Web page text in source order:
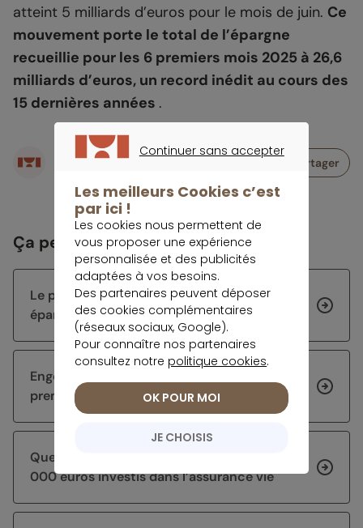
atteint 5 milliards d’euros pour le mois de juin. Ce
mouvement porte le total de l’épargne
recueillie pour les 6 premiers mois 2025 à 26,6
milliards d’euros, un record inédit au cours des
15 dernières années .
Écrit par
Partager
Ça peut vous intéresser
Le projet de l’été de Morgane : sécuriser son
épargne avant de chercher du rendement
Engouement inédit pour l’assurance vie au
premier semestre 2026
Quel rendement espérer sur 10 ans pour 30
000 euros investis dans l’assurance vie
Continuer sans accepter
Les meilleurs Cookies c’est
par ici !
Les cookies nous permettent de
vous proposer une expérience
personnalisée et des publicités
adaptées à vos besoins.
Des partenaires peuvent déposer
des cookies complémentaires
(réseaux sociaux, Google).
Pour connaître nos partenaires
consultez notre politique cookies.
JE CHOISIS
OK POUR MOI